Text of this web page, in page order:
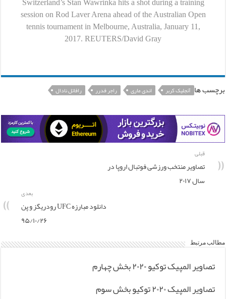
Switzerland’s Stan Wawrinka hits a shot during a training
session on Rod Laver Arena ahead of the Australian Open
tennis tournament in Melbourne, Australia, January 11,
2017. REUTERS/David Gray
برچسب ها آنجلیک کربر اندی ماری راجر فدرر رافائل نادال
قبلی
تصاویر منتخب ورزشی فوتبال اروپا در
سال ۲۰۱۷
بعدی
دانلود مبارزه UFC رودریگز و پن
۹۵/۱۰/۲۶
مطالب مرتبط
تصاویر المپیک توکیو ۲۰۲۰ بخش چهارم
تصاویر المپیک ۲۰۲۰ توکیو بخش سوم